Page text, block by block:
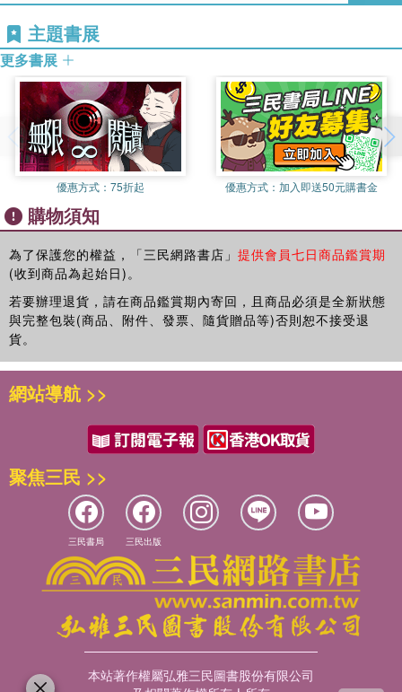
北市中正區南門國小教務主任。
譯者簡介
王大延
見校閱者簡介
陳櫻桃
見校閱者簡介
王樂成
國立台灣大學外文系學士、國立台灣大學社會學研究所碩士。
民國九十四年教育部公費留學法國，目前攻讀社會學博士。
何宗瀚
國立政治大學教育研究所碩士，目前攻讀美國奧斯丁大學測驗
統計博士。
高識棊
的中文化工作，目前於美商公司翻譯產品網頁與技術文件。已
於尖端出版社出版數本譯作，現為專／兼職譯者。
辛怡葳
國立政治大學國文系學士、台北市立教育大學特殊教育系身心
障礙教育組碩士，目前攻讀美國俄亥俄州立大學特教博士。
輔仁大學心理復健系學士，目前攻讀台北市立教育大學溝通障
礙研究所碩士。
林惠鸞
東吳大學英文系學士、國立新竹師範學院特教師資班結業、台
北市立教育大學特殊教育系身心障礙教育組碩士。曾任兒童美
語教師，現任台北縣興南國小資源班教師。
東吳大學英文系學士、國立新竹師範學院特教師資班結業、台
北市立教育大學特殊教育系身心障礙教育組碩士。曾任台北縣
資源班教師，現任台北市特教班教師。
主題書展
更多書展
優惠方式： 75折起 優惠方式： 加入即送50元購書金
購物須知
為了保護您的權益，「三民網路書店」 提供會員七日商品鑑賞期
(收到商品為起始日)。
若要辦理退貨，請在商品鑑賞期內寄回，且商品必須是全新狀態
與完整包裝(商品、附件、發票、隨貨贈品等)否則恕不接受退
貨。
網站導航 >>
聚焦三民 >>
三民書局 三民出版
本站著作權屬弘雅三民圖書股份有限公司